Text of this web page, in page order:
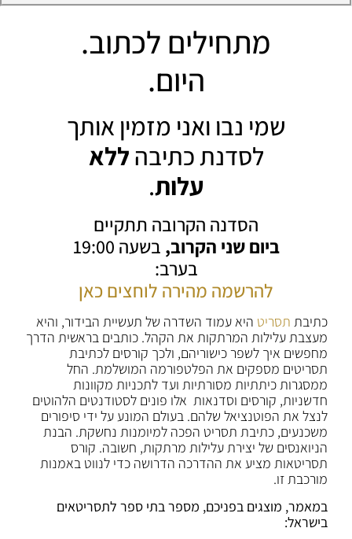
מתחילים לכתוב.
היום.
שמי נבו ואני מזמין אותך
לסדנת כתיבהללא
עלות.
הסדנה הקרובה תתקיים
ביום שני הקרוב,
בשעה 19:00
בערב:
להרשמה מהירה לוחצים כאן
כתיבת תסריט היא עמוד השדרה של תעשיית הבידור, והיא
מעצבת עלילות המרתקות את הקהל. כותבים בראשית הדרך
מחפשים איך לשפר כישוריהם, ולכך קורסים לכתיבת
תסריטים מספקים את הפלטפורמה המושלמת. החל
ממסגרות כיתתיות מסורתיות ועד לתכניות מקוונות
חדשניות, קורסים וסדנאות אלו פונים לסטודנטים הלהוטים
לנצל את הפוטנציאל שלהם. בעולם המונע על ידי סיפורים
משכנעים, כתיבת תסריט הפכה למיומנות נחשקת. הבנת
הניואנסים של יצירת עלילות מרתקות, חשובה. קורס
תסריטאות מציע את ההדרכה הדרושה כדי לנווט באמנות
מורכבת זו.
במאמר, מוצגים בפניכם, מספר בתי ספר לתסריטאים
בישראל: